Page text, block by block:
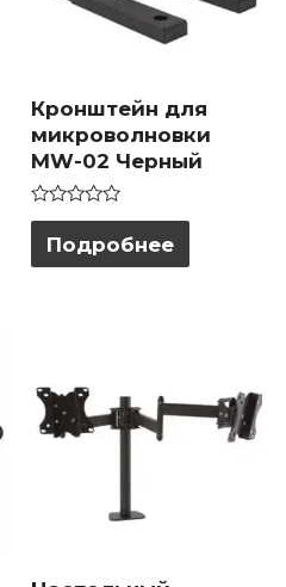
Кронштейн для
микроволновки
MW-02 Черный
Оценка
5
Подробнее